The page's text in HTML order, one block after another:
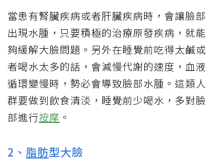
當患有腎臟疾病或者肝臟疾病時，會讓臉部
出現水腫，只要積極的治療原發疾病，就能
夠緩解大臉問題。另外在睡覺前吃得太鹹或
者喝水太多的話，會減慢代謝的速度，血液
循環變慢時，勢必會導致臉部水腫。這類人
群要做到飲食清淡，睡覺前少喝水，多對臉
部進行按摩 。
2、 脂肪型大臉